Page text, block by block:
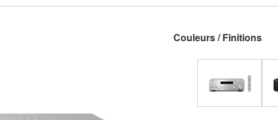
Couleurs / Finitions